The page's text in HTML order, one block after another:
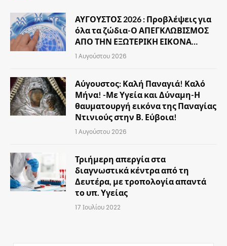
ΑΥΓΟΥΣΤΟΣ 2026 : Προβλέψεις για
όλα τα ζώδια-Ο ΑΠΕΓΚΛΩΒΙΣΜΟΣ
ΑΠΟ ΤΗΝ ΕΞΩΤΕΡΙΚΗ ΕΙΚΟΝΑ…
1 Αυγούστου 2026
Αύγουστος: Καλή Παναγιά! Καλό
Μήνα! -Με Υγεία και Δύναμη-Η
θαυματουργή εικόνα της Παναγίας
Ντινιούς στην Β. Εύβοια!
1 Αυγούστου 2026
Τριήμερη απεργία στα
διαγνωστικά κέντρα από τη
Δευτέρα, με τροπολογία απαντά
το υπ. Υγείας
17 Ιουλίου 2022